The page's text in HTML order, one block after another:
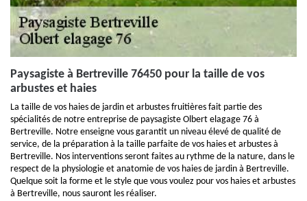
Paysagiste à Bertreville 76450 pour la taille de vos
arbustes et haies
La taille de vos haies de jardin et arbustes fruitières fait partie des
spécialités de notre entreprise de paysagiste Olbert elagage 76 à
Bertreville. Notre enseigne vous garantit un niveau élevé de qualité de
service, de la préparation à la taille parfaite de vos haies et arbustes à
Bertreville. Nos interventions seront faites au rythme de la nature, dans le
respect de la physiologie et anatomie de vos haies de jardin à Bertreville.
Quelque soit la forme et le style que vous voulez pour vos haies et arbustes
à Bertreville, nous sauront les réaliser.